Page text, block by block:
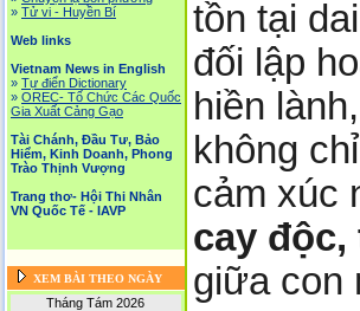
» Tử vi - Huyền Bí
Web links
Vietnam News in English
» Tự điển Dictionary
» OREC- Tố Chức Các Quốc
Gia Xuất Cảng Gạo
Tài Chánh, Đầu Tư, Bảo
Hiểm, Kinh Doanh, Phong
Trào Thịnh Vượng
Trang thơ- Hội Thi Nhân
VN Quốc Tế - IAVP
XEM BÀI THEO NGÀY
Tháng Tám 2026
tồn tại
đối lập
hiền
không
cảm xúc
cay
giữa con